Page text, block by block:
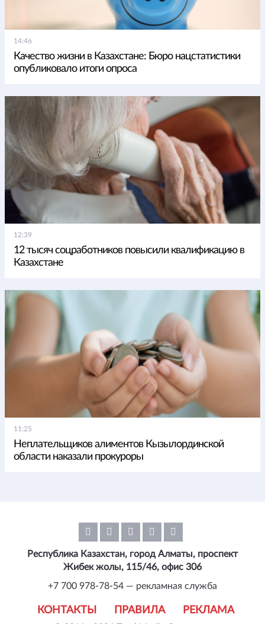
14:46
Качество жизни в Казахстане: Бюро нацстатистики
опубликовало итоги опроса
12:39
12 тысяч соцработников повысили квалификацию в
Казахстане
11:25
Неплательщиков алиментов Кызылординской
области наказали прокуроры
КОНТАКТЫ ПРАВИЛА РЕКЛАМА
Республика Казахстан, город Алматы, проспект
Жибек жолы, 115/46, офис 306
+7 700 978-78-54 — рекламная служба